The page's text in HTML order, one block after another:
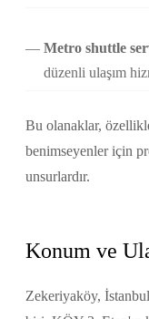
Metro shuttle
düzenli ulaşım
Bu olanaklar,
benimseyenler için
unsurlardır.
Konum ve
Zekeriyaköy,